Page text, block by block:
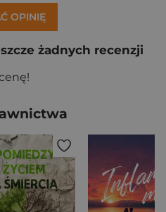
OPINIĘ
żadnych recenzji